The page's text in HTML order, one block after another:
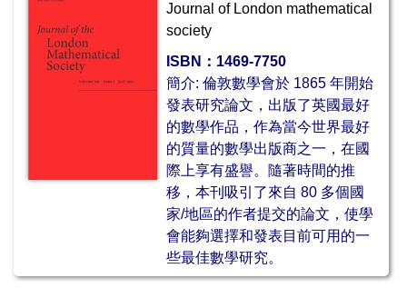
Journal of London mathematical
society
ISBN： 1469-7750
簡介: 倫敦數學會於 1865 年開始
發表研究論文，出版了英國最好
的數學作品，作為當今世界最好
的質量的數學出版商之一，在國
際上享有盛譽。 隨著時間的推
移，本刊吸引了來自 80 多個國
家/地區的作者提交的論文，使學
會能夠選擇和發表目前可用的一
些最佳數學研究。